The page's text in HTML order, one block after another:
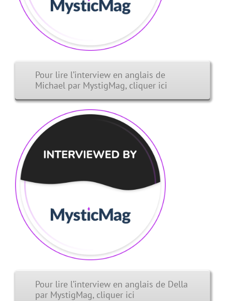
Pour lire l’interview en anglais de
Michael par MystigMag, cliquer ici
Pour lire l’interview en anglais de Della
par MystigMag, cliquer ici